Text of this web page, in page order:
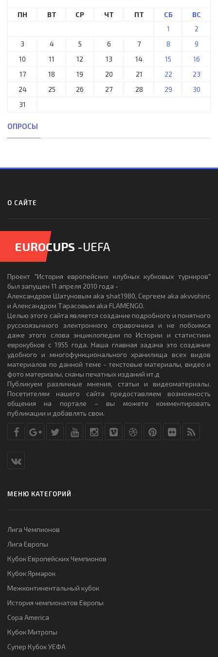
ПН ВТ СР ЧТ ПТ СБ
ВС
1
2
3
4 5 6 7 8
9
10
11 12 13 14 15
16
17
18 19 20 21 22
23
24
25 26 27 28 29
30
31
ОПРОСЫ
О САЙТЕ
EUROCUPS -UEFA
Проект "История европейских клубных кубковых турниров"
был запущен 11 апреля 2010 года -
Александром Шатуновым aka shat1980, Сергеем aka akvvohinc
и Александром Тарасовым aka FLAMENGO.
Целью этого сайта является создание подробного и понятного
русскоязычного электронного справочника и не побоимся
даже этого слова энциклопедии по Истории и статистики
еврокубков с 1955 года. Наша главная задача это создание
удобного и многофункционального хранилища всех видов
материалов по данной теме - текстовые материалы, видео и
фото материалы, сканы печатных изданий ит.д
Публикуем различные мнения, статьи и видеоматериалы.
Посетителям нашего сайта предоставляем возможность
общения на портале – вы можете комментировать
публикации и добавлять свои.
МЕНЮ КАТЕГОРИЙ
Лига Чемпионов
Лига Европы
Кубок Европейских Чемпионов
Кубок Ярмарок
Межконтинентальный кубок
История чемпионатов Европы
Copa America
Кубок Митропы
Супер Кубок УЕФА